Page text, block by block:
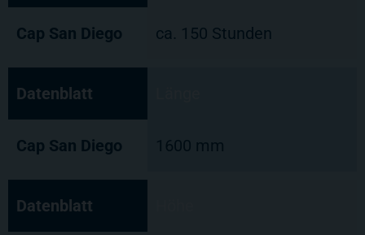
Cap San Diego ca. 150 Stunden
Datenblatt
Cap San Diego 1600 mm
Datenblatt